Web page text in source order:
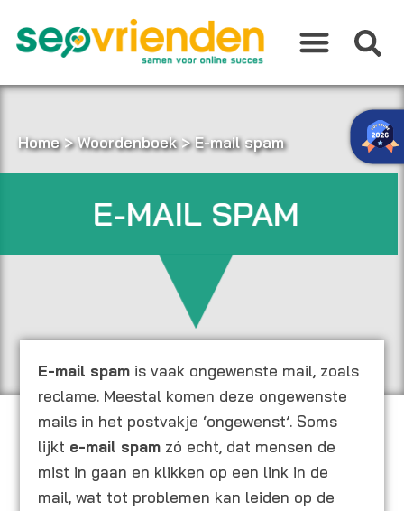
naar
inhoud
Home>Woordenboek>E-mail spam
E-MAIL SPAM
E-mail spam is vaak ongewenste mail, zoals
reclame. Meestal komen deze ongewenste
mails in het postvakje ‘ongewenst’. Soms
lijkt e-mail spam zó echt, dat mensen de
mist in gaan en klikken op een link in de
mail, wat tot problemen kan leiden op de